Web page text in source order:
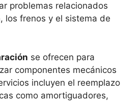
problemas relacionados
los frenos y el sistema de
se ofrecen para
componentes mecánicos
incluyen el reemplazo
como amortiguadores,